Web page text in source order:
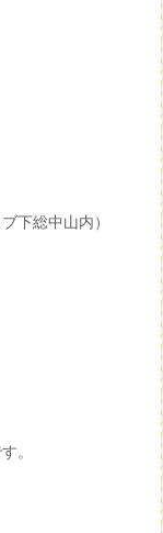
下総中山内）
。